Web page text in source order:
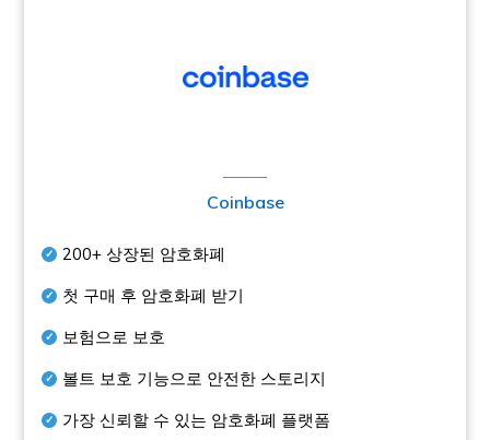
Coinbase
200+ 상장된 암호화폐
첫 구매 후 암호화폐 받기
보험으로 보호
볼트 보호 기능으로 안전한 스토리지
가장 신뢰할 수 있는 암호화폐 플랫폼